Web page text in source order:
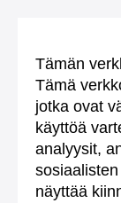
Tämän
Tämä
jotka ovat
käyttöä
analyysit,
näyttää